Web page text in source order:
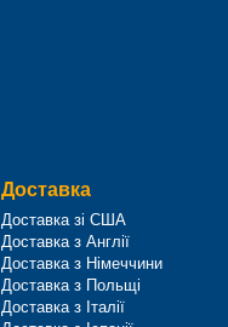
Доставка
Доставка зі США
Доставка з Англії
Доставка з Німеччини
Доставка з Польщі
Доставка з Італії